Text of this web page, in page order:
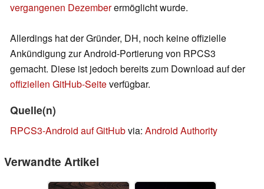
vergangenen Dezemberermöglicht wurde.
Allerdings hat der Gründer, DH, noch keine offizielle
Ankündigung zur Android-Portierung von RPCS3
gemacht. Diese ist jedoch bereits zum Download auf der
offiziellen GitHub-Seiteverfügbar.
Quelle(n)
RPCS3-Android auf GitHubvia: Android Authority
Verwandte Artikel